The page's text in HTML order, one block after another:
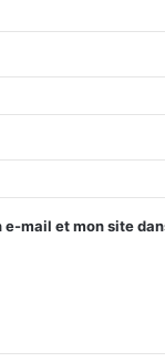
e-mail et mon site